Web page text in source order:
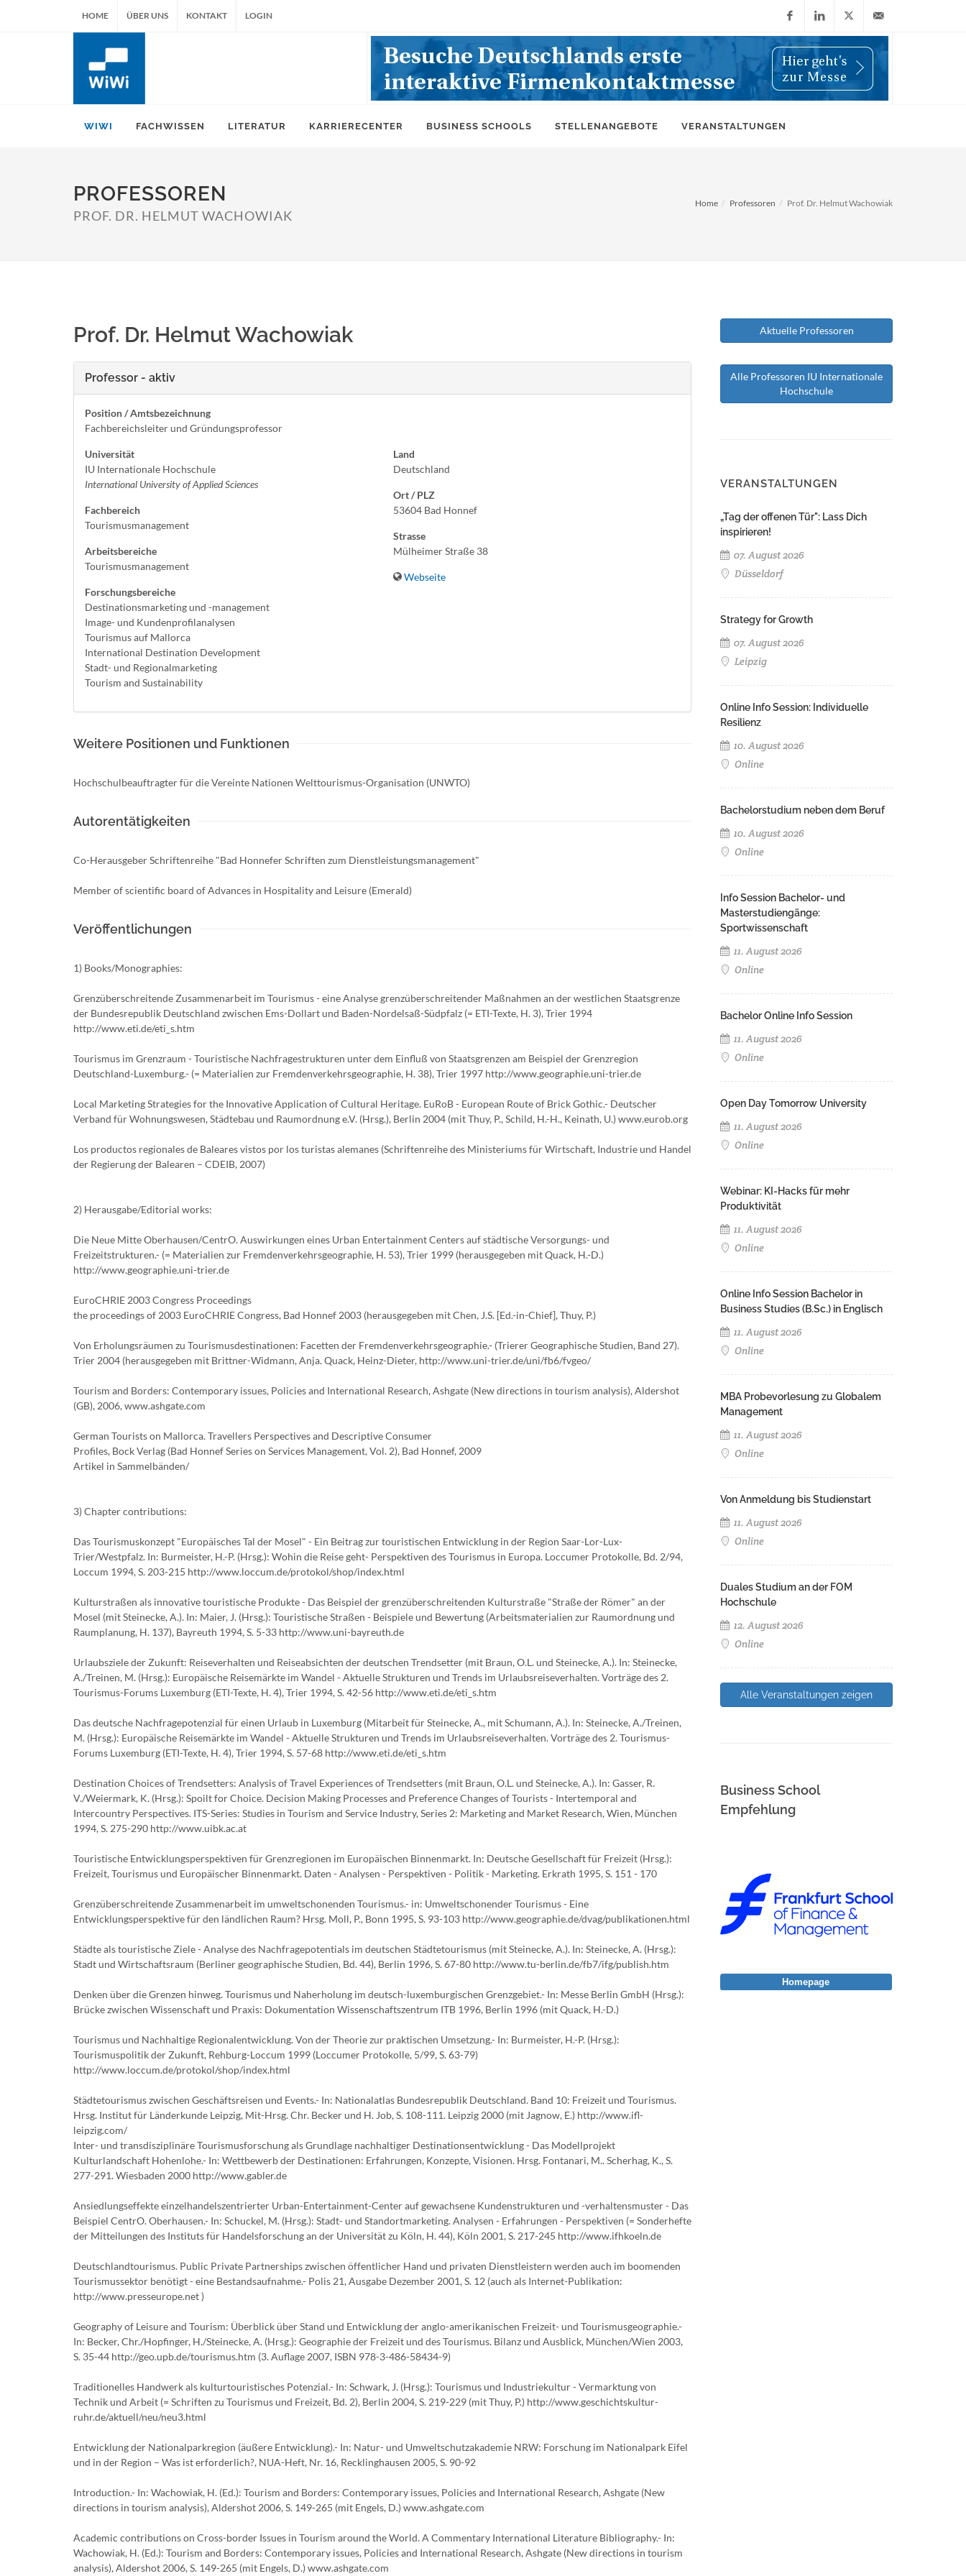
HOME ÜBER UNS KONTAKT LOGIN
FacebookLinkedIn
X
(Twitter)
info@wiwi-
WIWI FACHWISSEN LITERATUR KARRIERECENTER BUSINESS SCHOOLS STELLENANGEBOTE VERANSTALTUNGEN
PROFESSOREN
PROF. DR. HELMUT WACHOWIAK
Home Professoren Prof. Dr. Helmut Wachowiak
Prof. Dr. Helmut Wachowiak
Professor - aktiv
Position / Amtsbezeichnung
Fachbereichsleiter und Gründungsprofessor
Universität
IU Internationale Hochschule
International University of Applied Sciences
Fachbereich
Tourismusmanagement
Arbeitsbereiche
Tourismusmanagement
Forschungsbereiche
Destinationsmarketing und -management
Image- und Kundenprofilanalysen
Tourismus auf Mallorca
International Destination Development
Stadt- und Regionalmarketing
Tourism and Sustainability
Land
Deutschland
Ort / PLZ
53604 Bad Honnef
Strasse
Mülheimer Straße 38
Webseite
Weitere Positionen und Funktionen
Hochschulbeauftragter für die Vereinte Nationen Welttourismus-Organisation (UNWTO)
Autorentätigkeiten
Co-Herausgeber Schriftenreihe "Bad Honnefer Schriften zum Dienstleistungsmanagement"
Member of scientific board of Advances in Hospitality and Leisure (Emerald)
Veröffentlichungen
1) Books/Monographies:
Grenzüberschreitende Zusammenarbeit im Tourismus - eine Analyse grenzüberschreitender Maßnahmen an der westlichen Staatsgrenze
der Bundesrepublik Deutschland zwischen Ems-Dollart und Baden-Nordelsaß-Südpfalz (= ETI-Texte, H. 3), Trier 1994
http://www.eti.de/eti_s.htm
Tourismus im Grenzraum - Touristische Nachfragestrukturen unter dem Einfluß von Staatsgrenzen am Beispiel der Grenzregion
Deutschland-Luxemburg.- (= Materialien zur Fremdenverkehrsgeographie, H. 38), Trier 1997 http://www.geographie.uni-trier.de
Local Marketing Strategies for the Innovative Application of Cultural Heritage. EuRoB - European Route of Brick Gothic.- Deutscher
Verband für Wohnungswesen, Städtebau und Raumordnung e.V. (Hrsg.), Berlin 2004 (mit Thuy, P., Schild, H.-H., Keinath, U.) www.eurob.org
Los productos regionales de Baleares vistos por los turistas alemanes (Schriftenreihe des Ministeriums für Wirtschaft, Industrie und Handel
der Regierung der Balearen – CDEIB, 2007)
2) Herausgabe/Editorial works:
Die Neue Mitte Oberhausen/CentrO. Auswirkungen eines Urban Entertainment Centers auf städtische Versorgungs- und
Freizeitstrukturen.- (= Materialien zur Fremdenverkehrsgeographie, H. 53), Trier 1999 (herausgegeben mit Quack, H.-D.)
http://www.geographie.uni-trier.de
EuroCHRIE 2003 Congress Proceedings
the proceedings of 2003 EuroCHRIE Congress, Bad Honnef 2003 (herausgegeben mit Chen, J.S. [Ed.-in-Chief], Thuy, P.)
Von Erholungsräumen zu Tourismusdestinationen: Facetten der Fremdenverkehrsgeographie.- (Trierer Geographische Studien, Band 27).
Trier 2004 (herausgegeben mit Brittner-Widmann, Anja. Quack, Heinz-Dieter, http://www.uni-trier.de/uni/fb6/fvgeo/
Tourism and Borders: Contemporary issues, Policies and International Research, Ashgate (New directions in tourism analysis), Aldershot
(GB), 2006, www.ashgate.com
German Tourists on Mallorca. Travellers Perspectives and Descriptive Consumer
Profiles, Bock Verlag (Bad Honnef Series on Services Management, Vol. 2), Bad Honnef, 2009
Artikel in Sammelbänden/
3) Chapter contributions:
Das Tourismuskonzept "Europäisches Tal der Mosel" - Ein Beitrag zur touristischen Entwicklung in der Region Saar-Lor-Lux-
Trier/Westpfalz. In: Burmeister, H.-P. (Hrsg.): Wohin die Reise geht- Perspektiven des Tourismus in Europa. Loccumer Protokolle, Bd. 2/94,
Loccum 1994, S. 203-215 http://www.loccum.de/protokol/shop/index.html
Kulturstraßen als innovative touristische Produkte - Das Beispiel der grenzüberschreitenden Kulturstraße "Straße der Römer" an der
Mosel (mit Steinecke, A.). In: Maier, J. (Hrsg.): Touristische Straßen - Beispiele und Bewertung (Arbeitsmaterialien zur Raumordnung und
Raumplanung, H. 137), Bayreuth 1994, S. 5-33 http://www.uni-bayreuth.de
Urlaubsziele der Zukunft: Reiseverhalten und Reiseabsichten der deutschen Trendsetter (mit Braun, O.L. und Steinecke, A.). In: Steinecke,
A./Treinen, M. (Hrsg.): Europäische Reisemärkte im Wandel - Aktuelle Strukturen und Trends im Urlaubsreiseverhalten. Vorträge des 2.
Tourismus-Forums Luxemburg (ETI-Texte, H. 4), Trier 1994, S. 42-56 http://www.eti.de/eti_s.htm
Das deutsche Nachfragepotenzial für einen Urlaub in Luxemburg (Mitarbeit für Steinecke, A., mit Schumann, A.). In: Steinecke, A./Treinen,
M. (Hrsg.): Europäische Reisemärkte im Wandel - Aktuelle Strukturen und Trends im Urlaubsreiseverhalten. Vorträge des 2. Tourismus-
Forums Luxemburg (ETI-Texte, H. 4), Trier 1994, S. 57-68 http://www.eti.de/eti_s.htm
Destination Choices of Trendsetters: Analysis of Travel Experiences of Trendsetters (mit Braun, O.L. und Steinecke, A.). In: Gasser, R.
V./Weiermark, K. (Hrsg.): Spoilt for Choice. Decision Making Processes and Preference Changes of Tourists - Intertemporal and
Intercountry Perspectives. ITS-Series: Studies in Tourism and Service Industry, Series 2: Marketing and Market Research, Wien, München
1994, S. 275-290 http://www.uibk.ac.at
Touristische Entwicklungsperspektiven für Grenzregionen im Europäischen Binnenmarkt. In: Deutsche Gesellschaft für Freizeit (Hrsg.):
Freizeit, Tourismus und Europäischer Binnenmarkt. Daten - Analysen - Perspektiven - Politik - Marketing. Erkrath 1995, S. 151 - 170
Grenzüberschreitende Zusammenarbeit im umweltschonenden Tourismus.- in: Umweltschonender Tourismus - Eine
Entwicklungsperspektive für den ländlichen Raum? Hrsg. Moll, P., Bonn 1995, S. 93-103 http://www.geographie.de/dvag/publikationen.html
Städte als touristische Ziele - Analyse des Nachfragepotentials im deutschen Städtetourismus (mit Steinecke, A.). In: Steinecke, A. (Hrsg.):
Stadt und Wirtschaftsraum (Berliner geographische Studien, Bd. 44), Berlin 1996, S. 67-80 http://www.tu-berlin.de/fb7/ifg/publish.htm
Denken über die Grenzen hinweg. Tourismus und Naherholung im deutsch-luxemburgischen Grenzgebiet.- In: Messe Berlin GmbH (Hrsg.):
Brücke zwischen Wissenschaft und Praxis: Dokumentation Wissenschaftszentrum ITB 1996, Berlin 1996 (mit Quack, H.-D.)
Tourismus und Nachhaltige Regionalentwicklung. Von der Theorie zur praktischen Umsetzung.- In: Burmeister, H.-P. (Hrsg.):
Tourismuspolitik der Zukunft, Rehburg-Loccum 1999 (Loccumer Protokolle, 5/99, S. 63-79)
http://www.loccum.de/protokol/shop/index.html
Städtetourismus zwischen Geschäftsreisen und Events.- In: Nationalatlas Bundesrepublik Deutschland. Band 10: Freizeit und Tourismus.
Hrsg. Institut für Länderkunde Leipzig, Mit-Hrsg. Chr. Becker und H. Job, S. 108-111. Leipzig 2000 (mit Jagnow, E.) http://www.ifl-
leipzig.com/
Inter- und transdisziplinäre Tourismusforschung als Grundlage nachhaltiger Destinationsentwicklung - Das Modellprojekt
Kulturlandschaft Hohenlohe.- In: Wettbewerb der Destinationen: Erfahrungen, Konzepte, Visionen. Hrsg. Fontanari, M.. Scherhag, K., S.
277-291. Wiesbaden 2000 http://www.gabler.de
Ansiedlungseffekte einzelhandelszentrierter Urban-Entertainment-Center auf gewachsene Kundenstrukturen und -verhaltensmuster - Das
Beispiel CentrO. Oberhausen.- In: Schuckel, M. (Hrsg.): Stadt- und Standortmarketing. Analysen - Erfahrungen - Perspektiven (= Sonderhefte
der Mitteilungen des Instituts für Handelsforschung an der Universität zu Köln, H. 44), Köln 2001, S. 217-245 http://www.ifhkoeln.de
Deutschlandtourismus. Public Private Partnerships zwischen öffentlicher Hand und privaten Dienstleistern werden auch im boomenden
Tourismussektor benötigt - eine Bestandsaufnahme.- Polis 21, Ausgabe Dezember 2001, S. 12 (auch als Internet-Publikation:
http://www.presseurope.net )
Geography of Leisure and Tourism: Überblick über Stand und Entwicklung der anglo-amerikanischen Freizeit- und Tourismusgeographie.-
In: Becker, Chr./Hopfinger, H./Steinecke, A. (Hrsg.): Geographie der Freizeit und des Tourismus. Bilanz und Ausblick, München/Wien 2003,
S. 35-44 http://geo.upb.de/tourismus.htm (3. Auflage 2007, ISBN 978-3-486-58434-9)
Traditionelles Handwerk als kulturtouristisches Potenzial.- In: Schwark, J. (Hrsg.): Tourismus und Industriekultur - Vermarktung von
Technik und Arbeit (= Schriften zu Tourismus und Freizeit, Bd. 2), Berlin 2004, S. 219-229 (mit Thuy, P.) http://www.geschichtskultur-
ruhr.de/aktuell/neu/neu3.html
Entwicklung der Nationalparkregion (äußere Entwicklung).- In: Natur- und Umweltschutzakademie NRW: Forschung im Nationalpark Eifel
und in der Region – Was ist erforderlich?, NUA-Heft, Nr. 16, Recklinghausen 2005, S. 90-92
Introduction.- In: Wachowiak, H. (Ed.): Tourism and Borders: Contemporary issues, Policies and International Research, Ashgate (New
directions in tourism analysis), Aldershot 2006, S. 149-265 (mit Engels, D.) www.ashgate.com
Academic contributions on Cross-border Issues in Tourism around the World. A Commentary International Literature Bibliography.- In:
Wachowiak, H. (Ed.): Tourism and Borders: Contemporary issues, Policies and International Research, Ashgate (New directions in tourism
analysis), Aldershot 2006, S. 149-265 (mit Engels, D.) www.ashgate.com
Aktuelle Professoren
Alle Professoren IU Internationale
Hochschule
VERANSTALTUNGEN
„Tag der offenen Tür": Lass Dich
inspirieren!
07. August 2026
Düsseldorf
Strategy for Growth
07. August 2026
Leipzig
Online Info Session: Individuelle
Resilienz
10. August 2026
Online
Bachelorstudium neben dem Beruf
10. August 2026
Online
Info Session Bachelor- und
Masterstudiengänge:
Sportwissenschaft
11. August 2026
Online
Bachelor Online Info Session
11. August 2026
Online
Open Day Tomorrow University
11. August 2026
Online
Webinar: KI-Hacks für mehr
Produktivität
11. August 2026
Online
Online Info Session Bachelor in
Business Studies (B.Sc.) in Englisch
11. August 2026
Online
MBA Probevorlesung zu Globalem
Management
11. August 2026
Online
Von Anmeldung bis Studienstart
11. August 2026
Online
Duales Studium an der FOM
Hochschule
12. August 2026
Online
Alle Veranstaltungen zeigen
Business School
Empfehlung
Homepage